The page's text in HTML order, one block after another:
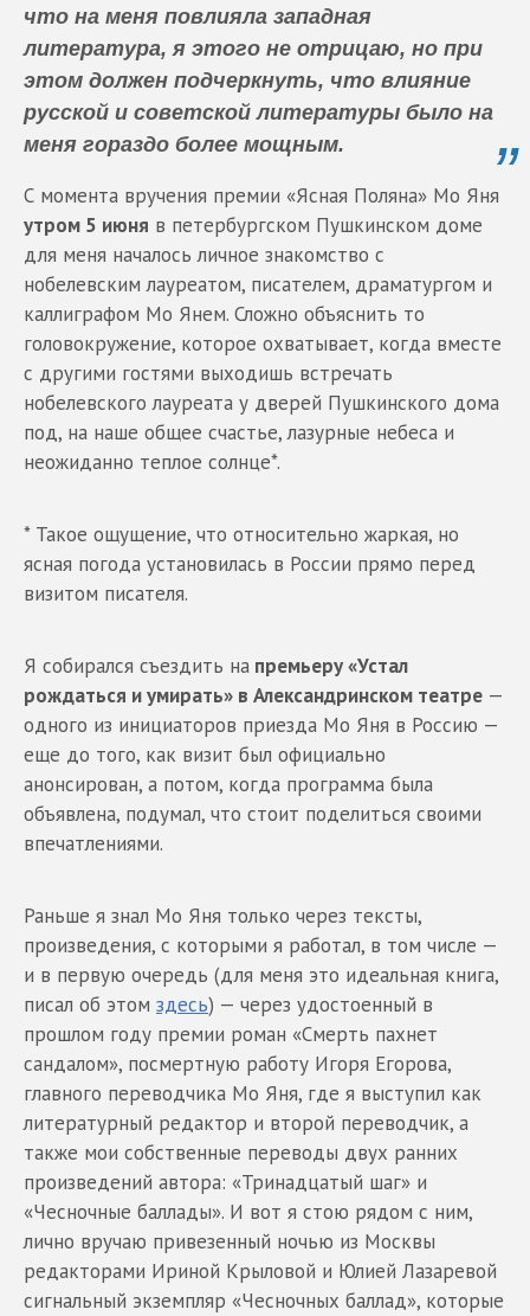
что на меня повлияла западная
литература, я этого не отрицаю, но при
этом должен подчеркнуть, что влияние
русской и советской литературы было на
меня гораздо более мощным.
С момента вручения премии «Ясная Поляна» Мо Яня
утром 5 июня в петербургском Пушкинском доме
для меня началось личное знакомство с
нобелевским лауреатом, писателем, драматургом и
каллиграфом Мо Янем. Сложно объяснить то
головокружение, которое охватывает, когда вместе
с другими гостями выходишь встречать
нобелевского лауреата у дверей Пушкинского дома
под, на наше общее счастье, лазурные небеса и
неожиданно теплое солнце*.
* Такое ощущение, что относительно жаркая, но
ясная погода установилась в России прямо перед
визитом писателя.
Я собирался съездить на премьеру «Устал
рождаться и умирать» в Александринском театре —
одного из инициаторов приезда Мо Яня в Россию —
еще до того, как визит был официально
анонсирован, а потом, когда программа была
объявлена, подумал, что стоит поделиться своими
впечатлениями.
Раньше я знал Мо Яня только через тексты,
произведения, с которыми я работал, в том числе —
и в первую очередь (для меня это идеальная книга,
писал об этом здесь) — через удостоенный в
прошлом году премии роман «Смерть пахнет
сандалом», посмертную работу Игоря Егорова,
главного переводчика Мо Яня, где я выступил как
литературный редактор и второй переводчик, а
также мои собственные переводы двух ранних
произведений автора: «Тринадцатый шаг» и
«Чесночные баллады». И вот я стою рядом с ним,
лично вручаю привезенный ночью из Москвы
редакторами Ириной Крыловой и Юлией Лазаревой
сигнальный экземпляр «Чесночных баллад», которые